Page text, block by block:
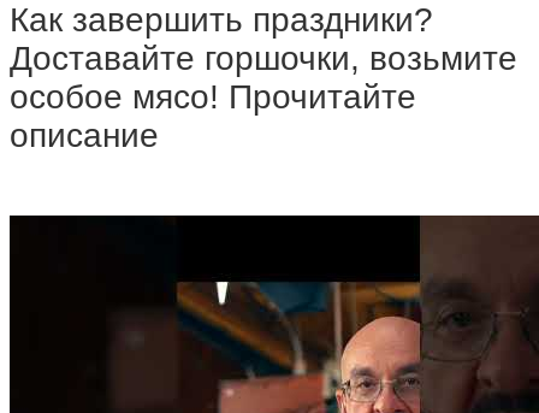
Как завершить праздники?
Доставайте горшочки, возьмите
особое мясо! Прочитайте
описание